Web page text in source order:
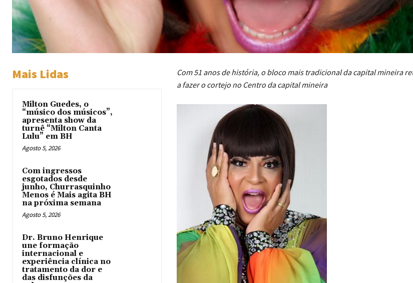
Mais Lidas
Milton Guedes, o
“músico dos músicos”,
apresenta show da
turnê “Milton Canta
Lulu” em BH
Agosto 5, 2026
Com ingressos
esgotados desde
junho, Churrasquinho
Menos é Mais agita BH
na próxima semana
Agosto 5, 2026
Dr. Bruno Henrique
une formação
internacional e
experiência clínica no
tratamento da dor e
das disfunções da
Com 51 anos de história, o bloco mais tradicional da capital mineira
a fazer o cortejo no Centro da capital mineira